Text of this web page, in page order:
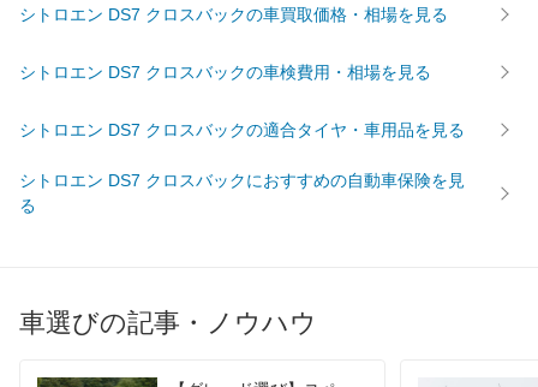
後輪サイズ 235/45R20
WLTC -
WLTC/高速道路 -
JC08
装備オプション 装備詳細を見る
シトロエン DS7 クロスバックの車買取価格・相場を見る
シトロエン DS7 クロスバックの車検費用・相場を見る
シトロエン DS7 クロスバックの適合タイヤ・車用品を見る
シトロエン DS7 クロスバックにおすすめの自動車保険を見
る
車選びの記事・ノウハウ